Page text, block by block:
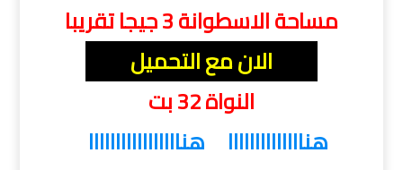
مساحة الاسطوانة 3 جيجا تقريبا
الان مع التحميل
النواة 32 بت
هناااااااااااااا
هنااااااااااااااااا